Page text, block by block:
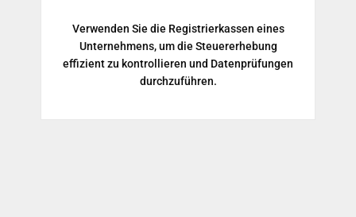
Verwenden Sie die Registrierkassen eines
Unternehmens, um die Steuererhebung
effizient zu kontrollieren und Datenprüfungen
durchzuführen.